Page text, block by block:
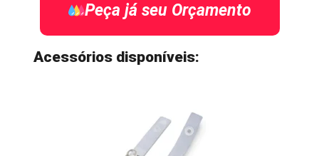
Peça já seu Orçamento
Acessórios disponíveis: